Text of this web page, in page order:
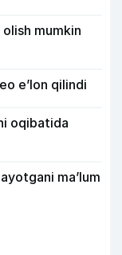
mumkin
e’lon qilindi
oqibatida
ma’lum